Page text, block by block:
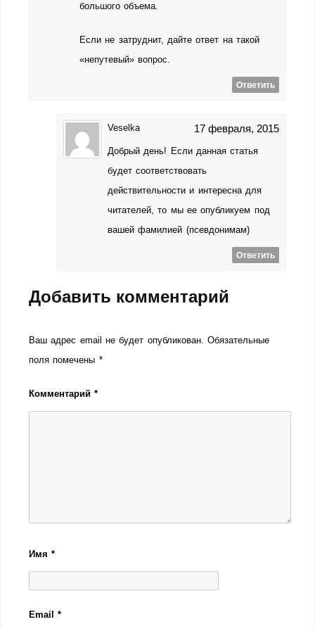
большого объема.
Если не затруднит, дайте ответ на такой
«непутевый» вопрос.
Ответить
Veselka 17 февраля, 2015
Добрый день! Если данная статья
будет соответствовать
действительности и интересна для
читателей, то мы ее опубликуем под
вашей фамилией (псевдонимам)
Ответить
Добавить комментарий
Ваш адрес email не будет опубликован. Обязательные
поля помечены *
Комментарий*
Имя*
Email*